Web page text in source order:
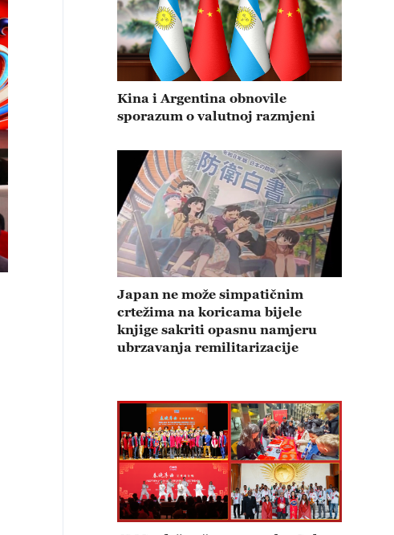
Kina i Argentina obnovile
sporazum o valutnoj razmjeni
Japan ne može simpatičnim
crtežima na koricama bijele
knjige sakriti opasnu namjeru
ubrzavanja remilitarizacije